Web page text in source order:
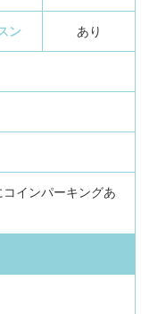
ン あり
インパーキングあ